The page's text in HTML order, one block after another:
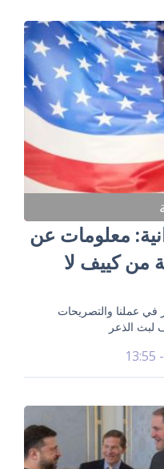
معلومات عن
من كييف لا
في عملنا والتصريحات
لبث الذعر